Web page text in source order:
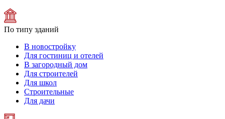
По типу зданий
В новостройку
Для гостиниц и отелей
В загородный дом
Для строителей
Для школ
Строительные
Для дачи